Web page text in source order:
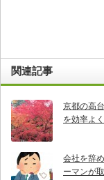
関連記事
京都の高
を効率よ
会社を辞
ーマンが